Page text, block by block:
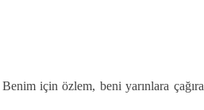
için özlem, beni yarınlara